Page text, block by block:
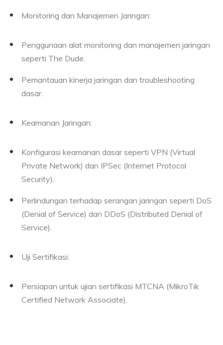
Monitoring dan Manajemen Jaringan:
Penggunaan alat monitoring dan manajemen jaringan
seperti The Dude.
Pemantauan kinerja jaringan dan troubleshooting
dasar.
Keamanan Jaringan:
Konfigurasi keamanan dasar seperti VPN (Virtual
Private Network) dan IPSec (Internet Protocol
Security).
Perlindungan terhadap serangan jaringan seperti DoS
(Denial of Service) dan DDoS (Distributed Denial of
Service).
Uji Sertifikasi:
Persiapan untuk ujian sertifikasi MTCNA (MikroTik
Certified Network Associate).